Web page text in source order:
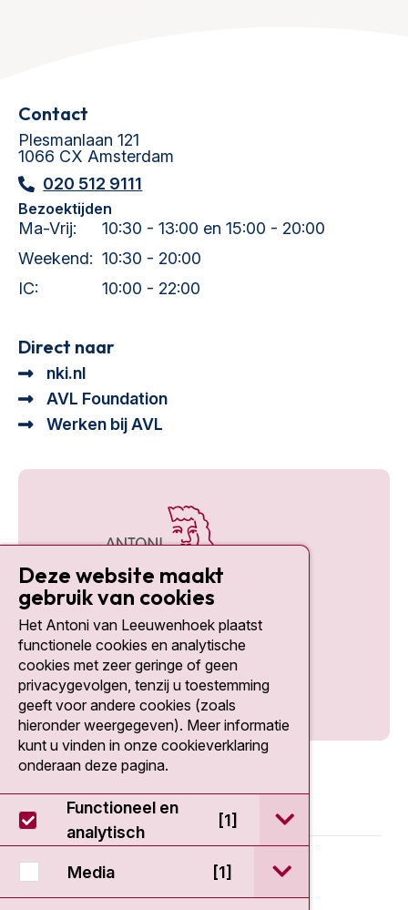
Contact
Plesmanlaan 121
1066 CX Amsterdam
020 512 9111
Bezoektijden
Ma-Vrij:
10:30 - 13:00 en 15:00 - 20:00
Weekend: 10:30 - 20:00
IC:
10:00 - 22:00
Direct naar
nki.nl
AVL Foundation
Werken bij AVL
Social media
© 2026 - Antoni van Leeuwenhoek
Disclaimer
Deze website maakt
gebruik van cookies
Het Antoni van Leeuwenhoek plaatst
functionele cookies en analytische
cookies met zeer geringe of geen
privacygevolgen, tenzij u toestemming
geeft voor andere cookies (zoals
hieronder weergegeven). Meer informatie
kunt u vinden in onze cookieverklaring
onderaan deze pagina.
Functioneel en
analytisch
[1] open / sluit
Media [1] open / sluit